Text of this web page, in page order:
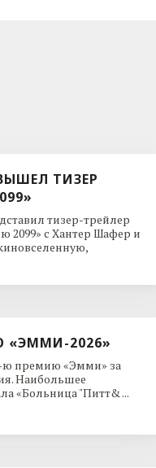
ТИЗЕР
тизер-трейлер
2099» с Хантер Шафер и
2026»
ю премию «Эмми» за
Наибольшее
«Больница "Питт& ...